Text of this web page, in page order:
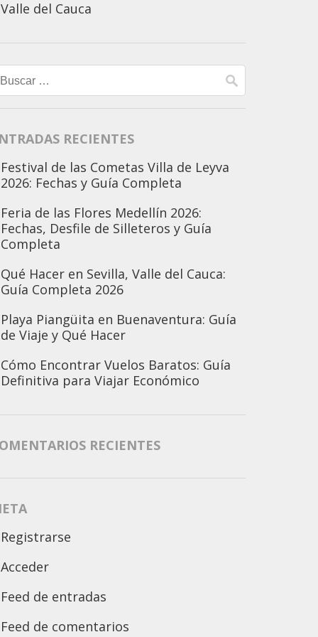
Valle del Cauca
RECIENTES
Festival de las Cometas Villa de Leyva
2026: Fechas y Guía Completa
Feria de las Flores Medellín 2026:
Fechas, Desfile de Silleteros y Guía
Completa
Qué Hacer en Sevilla, Valle del Cauca:
Guía Completa 2026
Playa Piangüita en Buenaventura: Guía
de Viaje y Qué Hacer
Cómo Encontrar Vuelos Baratos: Guía
Definitiva para Viajar Económico
RECIENTES
Registrarse
Acceder
Feed de entradas
Feed de comentarios